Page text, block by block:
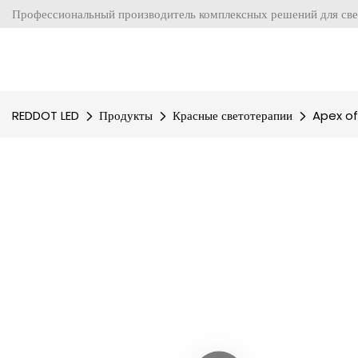
Профессиональный производитель комплексных решений для
REDDOT LED Продукты Красные светотерапии Apex of